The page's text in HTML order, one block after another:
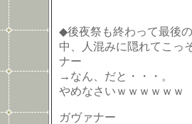
◆後夜祭も終わって最後
中、人混みに隠れてこっ
ナー
→なん、だと・・・。
やめなさいｗｗｗｗｗｗ
ガヴァナー